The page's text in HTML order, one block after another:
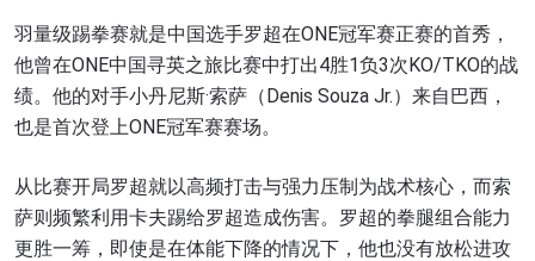
羽量级踢拳赛就是中国选手罗超在ONE冠军赛正赛的首秀，
他曾在ONE中国寻英之旅比赛中打出4胜1负3次KO/TKO的战
绩。他的对手小丹尼斯·索萨（Denis Souza Jr.）来自巴西，
也是首次登上ONE冠军赛赛场。
从比赛开局罗超就以高频打击与强力压制为战术核心，而索
萨则频繁利用卡夫踢给罗超造成伤害。罗超的拳腿组合能力
更胜一筹，即使是在体能下降的情况下，他也没有放松进攻